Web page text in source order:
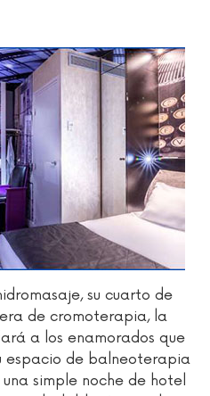
su cuarto de
de cromoterapia, la
a los enamorados que
espacio de balneoterapia
simple noche de hotel